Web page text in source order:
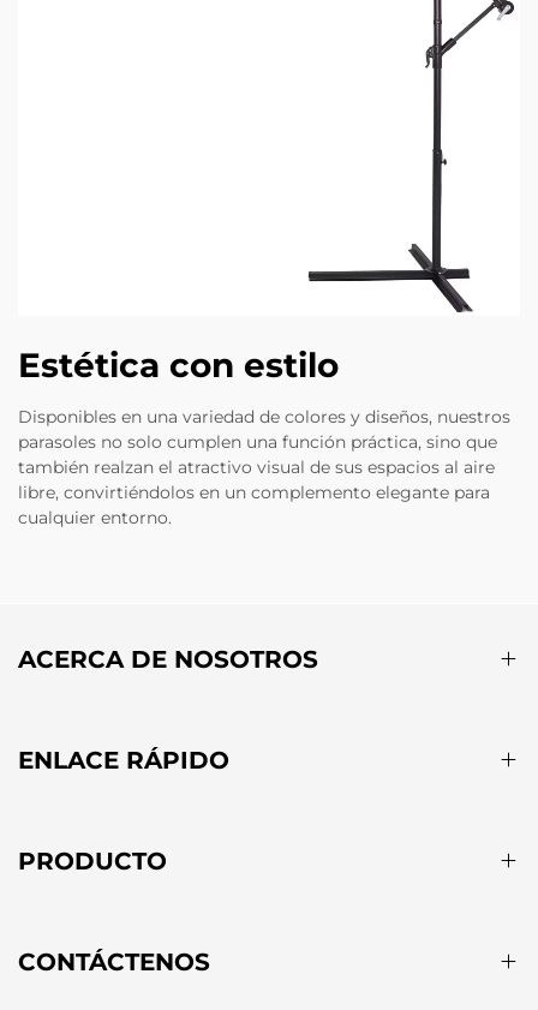
Estética con estilo
Disponibles en una variedad de colores y diseños, nuestros
parasoles no solo cumplen una función práctica, sino que
también realzan el atractivo visual de sus espacios al aire
libre, convirtiéndolos en un complemento elegante para
cualquier entorno.
ACERCA DE NOSOTROS
ENLACE RÁPIDO
PRODUCTO
CONTÁCTENOS